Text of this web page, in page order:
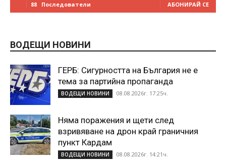
88 Последователи АБОНИРАЙ СЕ
ВОДЕЩИ НОВИНИ
ГЕРБ: Сигурността на България не е
тема за партийна пропаганда
ВОДЕЩИ НОВИНИ 08.08.2026г. 17:25ч.
Няма поражения и щети след
взривяване на дрон край граничния
пункт Кардам
ВОДЕЩИ НОВИНИ 08.08.2026г. 14:21ч.